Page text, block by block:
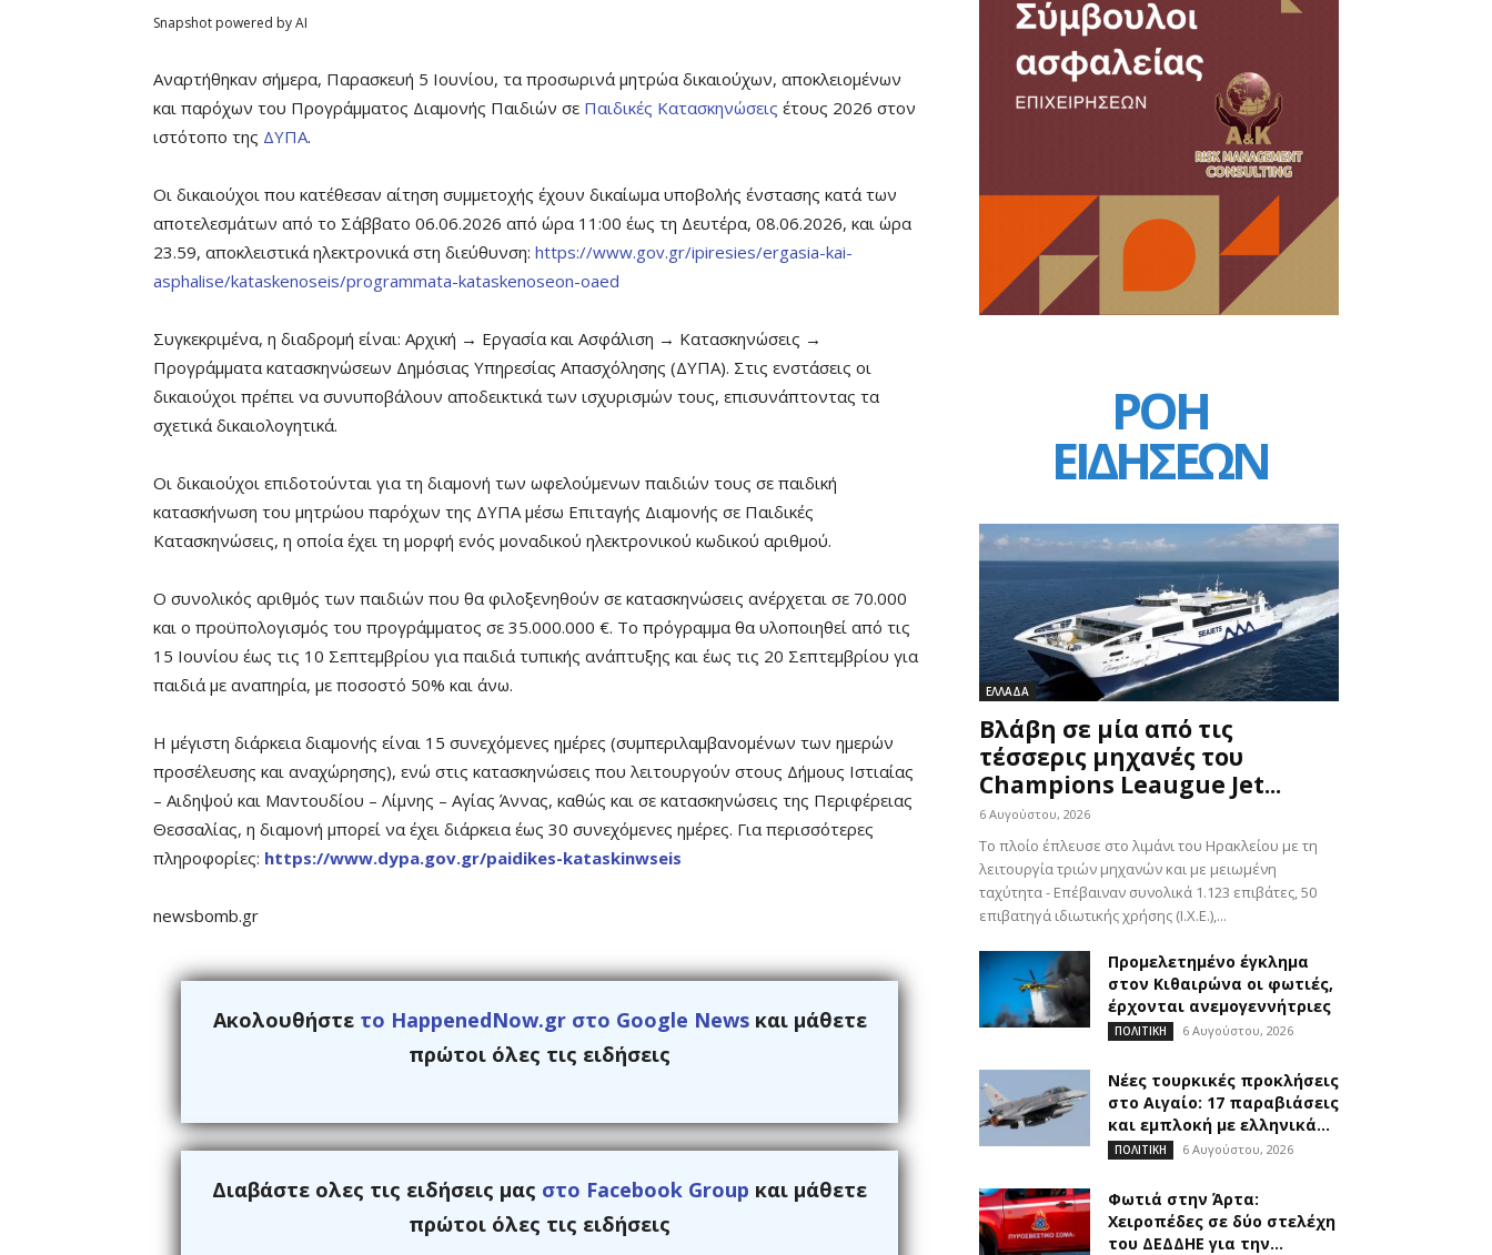
Snapshot powered by AI
Αναρτήθηκαν σήμερα, Παρασκευή 5 Ιουνίου, τα προσωρινά μητρώα δικαιούχων, αποκλειομένων
και παρόχων του Προγράμματος Διαμονής Παιδιών σε Παιδικές Κατασκηνώσεις έτους 2026 στον
ιστότοπο της ΔΥΠΑ.
Οι δικαιούχοι που κατέθεσαν αίτηση συμμετοχής έχουν δικαίωμα υποβολής ένστασης κατά των
αποτελεσμάτων από το Σάββατο 06.06.2026 από ώρα 11:00 έως τη Δευτέρα, 08.06.2026, και ώρα
23.59, αποκλειστικά ηλεκτρονικά στη διεύθυνση: https://www.gov.gr/ipiresies/ergasia-kai-
asphalise/kataskenoseis/programmata-kataskenoseon-oaed
Συγκεκριμένα, η διαδρομή είναι: Αρχική → Εργασία και Ασφάλιση → Κατασκηνώσεις →
Προγράμματα κατασκηνώσεων Δημόσιας Υπηρεσίας Απασχόλησης (ΔΥΠΑ). Στις ενστάσεις οι
δικαιούχοι πρέπει να συνυποβάλουν αποδεικτικά των ισχυρισμών τους, επισυνάπτοντας τα
σχετικά δικαιολογητικά.
Οι δικαιούχοι επιδοτούνται για τη διαμονή των ωφελούμενων παιδιών τους σε παιδική
κατασκήνωση του μητρώου παρόχων της ΔΥΠΑ μέσω Επιταγής Διαμονής σε Παιδικές
Κατασκηνώσεις, η οποία έχει τη μορφή ενός μοναδικού ηλεκτρονικού κωδικού αριθμού.
Ο συνολικός αριθμός των παιδιών που θα φιλοξενηθούν σε κατασκηνώσεις ανέρχεται σε 70.000
και ο προϋπολογισμός του προγράμματος σε 35.000.000 €. Το πρόγραμμα θα υλοποιηθεί από τις
15 Ιουνίου έως τις 10 Σεπτεμβρίου για παιδιά τυπικής ανάπτυξης και έως τις 20 Σεπτεμβρίου για
παιδιά με αναπηρία, με ποσοστό 50% και άνω.
Η μέγιστη διάρκεια διαμονής είναι 15 συνεχόμενες ημέρες (συμπεριλαμβανομένων των ημερών
προσέλευσης και αναχώρησης), ενώ στις κατασκηνώσεις που λειτουργούν στους Δήμους Ιστιαίας
– Αιδηψού και Μαντουδίου – Λίμνης – Αγίας Άννας, καθώς και σε κατασκηνώσεις της Περιφέρειας
Θεσσαλίας, η διαμονή μπορεί να έχει διάρκεια έως 30 συνεχόμενες ημέρες. Για περισσότερες
πληροφορίες: https://www.dypa.gov.gr/paidikes-kataskinwseis
newsbomb.gr
Ακολουθήστε το HappenedNow.gr στο Google Newsκαι μάθετε
πρώτοι όλες τις ειδήσεις
Διαβάστε ολες τις ειδήσεις μας στο Facebook Group και μάθετε
πρώτοι όλες τις ειδήσεις
ΡΟΗ
ΕΙΔΗΣΕΩΝ
ΕΛΛΑΔΑ
Βλάβη σε μία από τις
τέσσερις μηχανές του
Champions Leaugue Jet...
6 Αυγούστου, 2026
Το πλοίο έπλευσε στο λιμάνι του Ηρακλείου με τη
λειτουργία τριών μηχανών και με μειωμένη
ταχύτητα - Επέβαιναν συνολικά 1.123 επιβάτες, 50
επιβατηγά ιδιωτικής χρήσης (Ι.Χ.Ε.),...
Προμελετημένο έγκλημα
στον Κιθαιρώνα οι φωτιές,
έρχονται ανεμογεννήτριες
ΠΟΛΙΤΙΚΗ 6 Αυγούστου, 2026
Νέες τουρκικές προκλήσεις
στο Αιγαίο: 17 παραβιάσεις
και εμπλοκή με ελληνικά...
ΠΟΛΙΤΙΚΗ 6 Αυγούστου, 2026
Φωτιά στην Άρτα:
Χειροπέδες σε δύο στελέχη
του ΔΕΔΔΗΕ για την...